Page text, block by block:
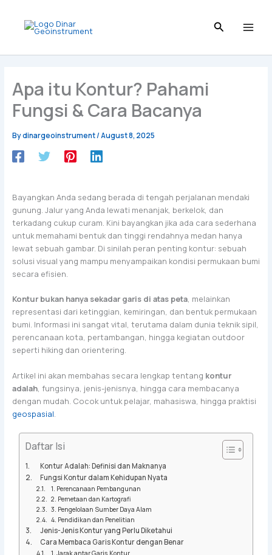
content
Apa itu Kontur? Pahami
Fungsi & Cara Bacanya
Bydinargeoinstrument/August 8, 2025
Bayangkan Anda sedang berada di tengah perjalanan mendaki
gunung. Jalur yang Anda lewati menanjak, berkelok, dan
terkadang cukup curam. Kini bayangkan jika ada cara sederhana
untuk memahami bentuk dan tinggi rendahnya medan hanya
lewat sebuah gambar. Di sinilah peran penting kontur: sebuah
solusi visual yang mampu menyampaikan kondisi permukaan bumi
secara efisien.
Kontur bukan hanya sekadar garis di atas peta, melainkan
representasi dari ketinggian, kemiringan, dan bentuk permukaan
bumi. Informasi ini sangat vital, terutama dalam dunia teknik sipil,
perencanaan kota, pertambangan, hingga kegiatan outdoor
seperti hiking dan orientering.
Artikel ini akan membahas secara lengkap tentang kontur
adalah, fungsinya, jenis-jenisnya, hingga cara membacanya
dengan mudah. Cocok untuk pelajar, mahasiswa, hingga praktisi
geospasial.
Daftar Isi
Kontur Adalah: Definisi dan Maknanya
Fungsi Kontur dalam Kehidupan Nyata
1. Perencanaan Pembangunan
2. Pemetaan dan Kartografi
3. Pengelolaan Sumber Daya Alam
4. Pendidikan dan Penelitian
Jenis-Jenis Kontur yang Perlu Diketahui
Cara Membaca Garis Kontur dengan Benar
1. Jarak antar Garis Kontur